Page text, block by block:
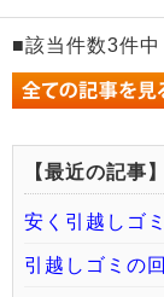
■該当件数3件
【最近の記事】
安く引越しゴ
引越しゴミの